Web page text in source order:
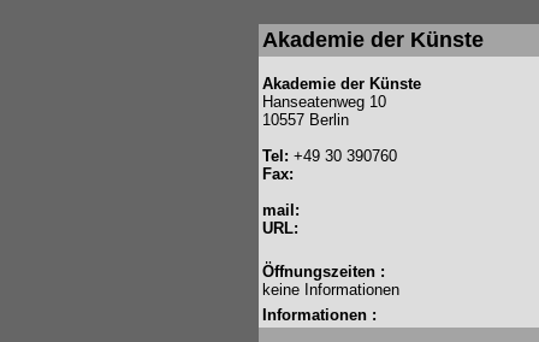
Akademie der Künste
Akademie der Künste
Hanseatenweg 10
10557 Berlin
Tel: +49 30 390760
Fax:
mail:
URL:
Öffnungszeiten :
keine Informationen
Informationen :